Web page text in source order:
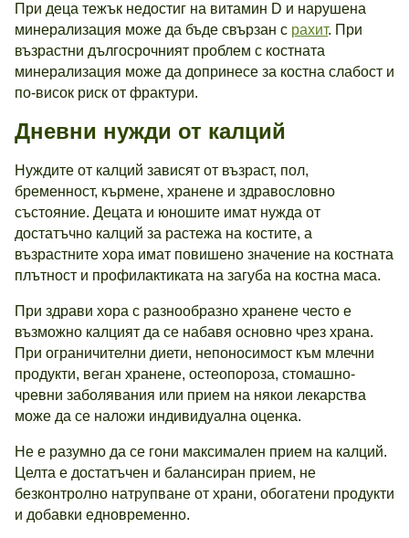
При деца тежък недостиг на витамин D и нарушена
минерализация може да бъде свързан с рахит. При
възрастни дългосрочният проблем с костната
минерализация може да допринесе за костна слабост и
по-висок риск от фрактури.
Дневни нужди от калций
Нуждите от калций зависят от възраст, пол,
бременност, кърмене, хранене и здравословно
състояние. Децата и юношите имат нужда от
достатъчно калций за растежа на костите, а
възрастните хора имат повишено значение на костната
плътност и профилактиката на загуба на костна маса.
При здрави хора с разнообразно хранене често е
възможно калцият да се набавя основно чрез храна.
При ограничителни диети, непоносимост към млечни
продукти, веган хранене, остеопороза, стомашно-
чревни заболявания или прием на някои лекарства
може да се наложи индивидуална оценка.
Не е разумно да се гони максимален прием на калций.
Целта е достатъчен и балансиран прием, не
безконтролно натрупване от храни, обогатени продукти
и добавки едновременно.